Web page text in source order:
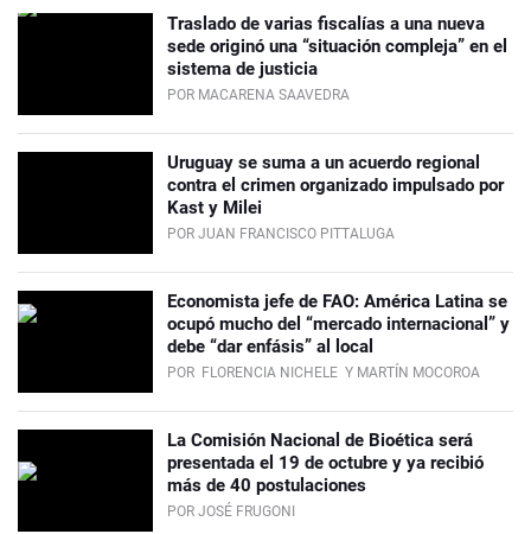
Traslado de varias fiscalías a una nueva
sede originó una “situación compleja” en el
sistema de justicia
POR MACARENA SAAVEDRA
Uruguay se suma a un acuerdo regional
contra el crimen organizado impulsado por
Kast y Milei
POR JUAN FRANCISCO PITTALUGA
Economista jefe de FAO: América Latina se
ocupó mucho del “mercado internacional” y
debe “dar enfásis” al local
POR FLORENCIA NICHELE Y MARTÍN MOCOROA
La Comisión Nacional de Bioética será
presentada el 19 de octubre y ya recibió
más de 40 postulaciones
POR JOSÉ FRUGONI